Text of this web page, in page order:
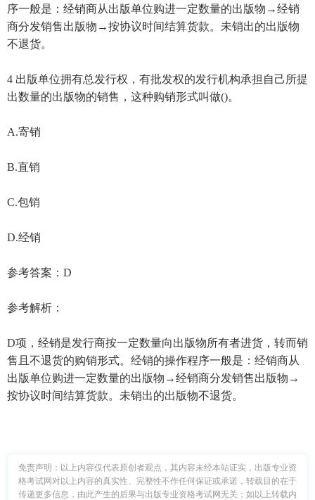
序一般是：经销商从出版单位购进一定数量的出版物→经销
商分发销售出版物→按协议时间结算货款。未销出的出版物
不退货。
4 出版单位拥有总发行权，有批发权的发行机构承担自己所提
出数量的出版物的销售，这种购销形式叫做()。
A.寄销
B.直销
C.包销
D.经销
参考答案：D
参考解析：
D项，经销是发行商按一定数量向出版物所有者进货，转而销
售且不退货的购销形式。经销的操作程序一般是：经销商从
出版单位购进一定数量的出版物→经销商分发销售出版物→
按协议时间结算货款。未销出的出版物不退货。
免责声明： 以上内容仅代表原创者观点，其内容未经本站证实，出版专业资
格考试网对以上内容的真实性、完整性不作任何保证或承诺，转载目的在于
传递更多信息，由此产生的后果与出版专业资格考试网无关；如以上转载内